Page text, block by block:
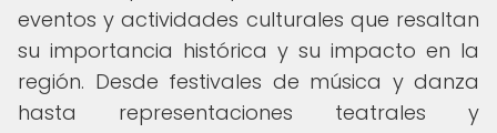
eventos y actividades culturales que resaltan
su importancia histórica y su impacto en la
región. Desde festivales de música y danza
hasta representaciones teatrales y